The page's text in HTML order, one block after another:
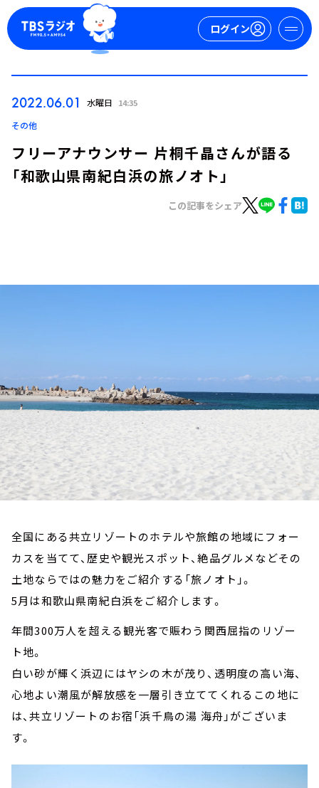
ログイン
会社情報
2022.06.01 水曜日 14:35
その他
フリーアナウンサー 片桐千晶さんが語る
「和歌山県南紀白浜の旅ノオト」
この記事をシェア
全国にある共立リゾートのホテルや旅館の地域にフォー
カスを当てて、歴史や観光スポット、絶品グルメなどその
土地ならではの魅力をご紹介する「旅ノオト」。
5月は和歌山県南紀白浜をご紹介します。
年間300万人を超える観光客で賑わう関西屈指のリゾー
ト地。
白い砂が輝く浜辺にはヤシの木が茂り、透明度の高い海、
心地よい潮風が解放感を一層引き立ててくれるこの地に
は、共立リゾートのお宿「浜千鳥の湯 海舟」がございま
す。